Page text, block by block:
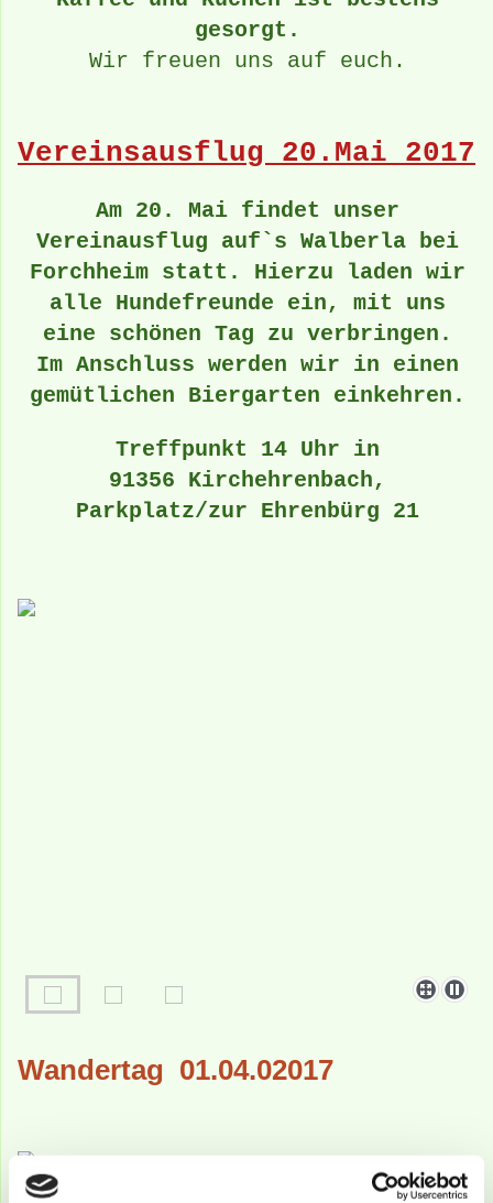
gesorgt.
Wir freuen uns auf euch.
Vereinsausflug 20.Mai 2017
Am 20. Mai findet unser
Vereinausflug auf`s Walberla bei
Forchheim statt. Hierzu laden wir
alle Hundefreunde ein, mit uns
eine schönen Tag zu verbringen.
Im Anschluss werden wir in einen
gemütlichen Biergarten einkehren.
Treffpunkt 14 Uhr in
91356 Kirchehrenbach,
Parkplatz/zur Ehrenbürg 21
Wandertag 01.04.02017